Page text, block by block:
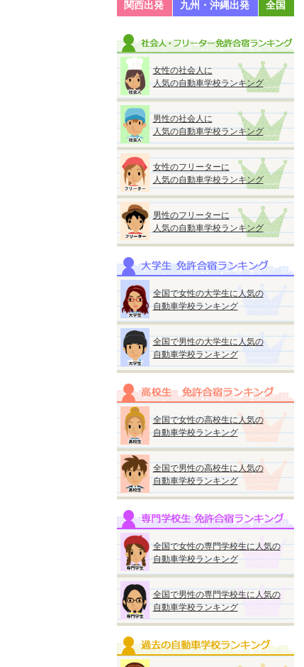
関西出発 九州・沖縄出発 全国
女性の社会人に
人気の自動車学校ランキング
男性の社会人に
人気の自動車学校ランキング
女性のフリーターに
人気の自動車学校ランキング
男性のフリーターに
人気の自動車学校ランキング
全国で女性の大学生に人気の
自動車学校ランキング
全国で男性の大学生に人気の
自動車学校ランキング
全国で女性の高校生に人気の
自動車学校ランキング
全国で男性の高校生に人気の
自動車学校ランキング
全国で女性の専門学校生に人気の
自動車学校ランキング
全国で男性の専門学校生に人気の
自動車学校ランキング